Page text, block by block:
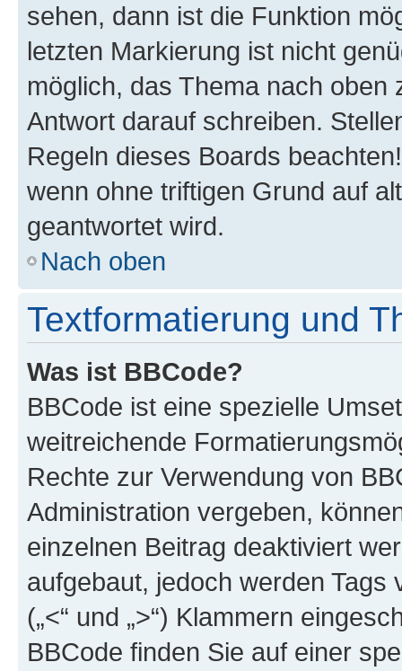
sehen, dann ist die Funktion
letzten Markierung ist nicht
möglich, das Thema nach oben
Antwort darauf schreiben.
Regeln dieses Boards
wenn ohne triftigen Grund auf
geantwortet wird.
Nach oben
Textformatierung und
Was ist BBCode?
BBCode ist eine spezielle
weitreichende
Rechte zur Verwendung von
Administration vergeben,
einzelnen Beitrag deaktiviert
aufgebaut, jedoch werden Tags
(„<“ und „>“) Klammern
BBCode finden Sie auf einer